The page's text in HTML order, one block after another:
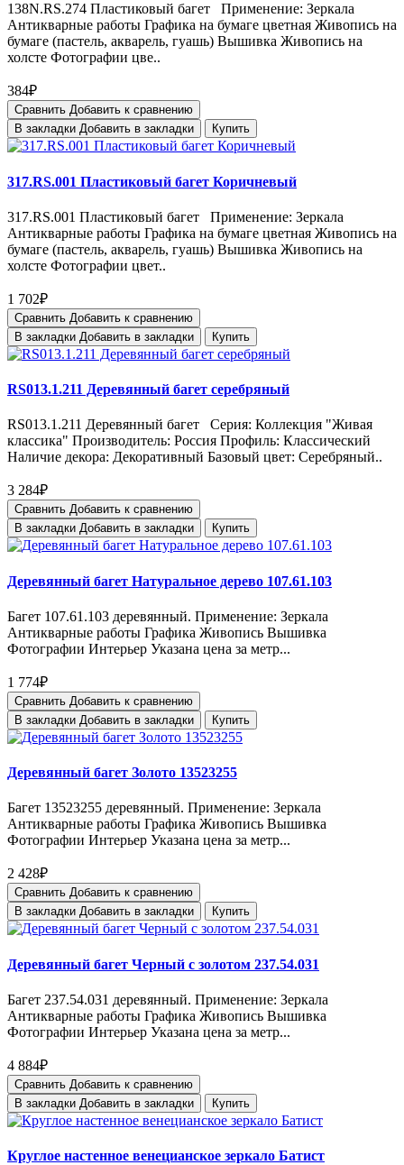
138N.RS.274 Пластиковый багет Применение: Зеркала
Антикварные работы Графика на бумаге цветная Живопись на
бумаге (пастель, акварель, гуашь) Вышивка Живопись на
холсте Фотографии цве..
384₽
Сравнить Добавить к сравнению
В закладки Добавить в закладки Купить
317.RS.001 Пластиковый багет Коричневый
317.RS.001 Пластиковый багет Применение: Зеркала
Антикварные работы Графика на бумаге цветная Живопись на
бумаге (пастель, акварель, гуашь) Вышивка Живопись на
холсте Фотографии цвет..
1 702₽
Сравнить Добавить к сравнению
В закладки Добавить в закладки Купить
RS013.1.211 Деревянный багет серебряный
RS013.1.211 Деревянный багет Серия: Коллекция "Живая
классика" Производитель: Россия Профиль: Классический
Наличие декора: Декоративный Базовый цвет: Серебряный..
3 284₽
Сравнить Добавить к сравнению
В закладки Добавить в закладки Купить
Деревянный багет Натуральное дерево 107.61.103
Багет 107.61.103 деревянный. Применение: Зеркала
Антикварные работы Графика Живопись Вышивка
Фотографии Интерьер Указана цена за метр...
1 774₽
Сравнить Добавить к сравнению
В закладки Добавить в закладки Купить
Деревянный багет Золото 13523255
Багет 13523255 деревянный. Применение: Зеркала
Антикварные работы Графика Живопись Вышивка
Фотографии Интерьер Указана цена за метр...
2 428₽
Сравнить Добавить к сравнению
В закладки Добавить в закладки Купить
Деревянный багет Черный с золотом 237.54.031
Багет 237.54.031 деревянный. Применение: Зеркала
Антикварные работы Графика Живопись Вышивка
Фотографии Интерьер Указана цена за метр...
4 884₽
Сравнить Добавить к сравнению
В закладки Добавить в закладки Купить
Круглое настенное венецианское зеркало Батист